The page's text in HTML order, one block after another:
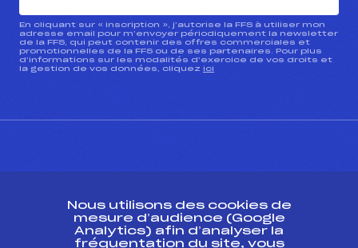
En cliquant sur « inscription », j’autorise la FFS à utiliser mon
adresse email pour m’envoyer périodiquement la newsletter
de la FFS, qui peut contenir des offres commerciales et
promotionnelles de la FFS ou de ses partenaires. Pour plus
d’informations sur les modalités d’exercice de vos droits et
la gestion de vos données, cliquez ici
Nous utilisons des cookies de
mesure d’audience (Google
Analytics) afin d’analyser la
fréquentation du site, vous